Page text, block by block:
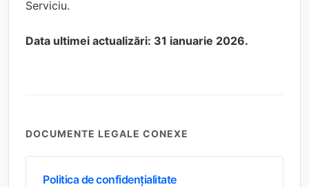
Serviciu.
Data ultimei actualizări: 31 ianuarie 2026.
DOCUMENTE LEGALE CONEXE
Politica de confidențialitate